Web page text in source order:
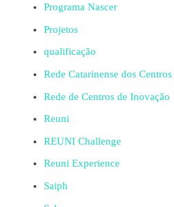
Programa Nascer
Projetos
qualificação
Rede Catarinense dos
Rede de Centros de Inovação
Reuni
REUNI Challenge
Reuni Experience
Saiph